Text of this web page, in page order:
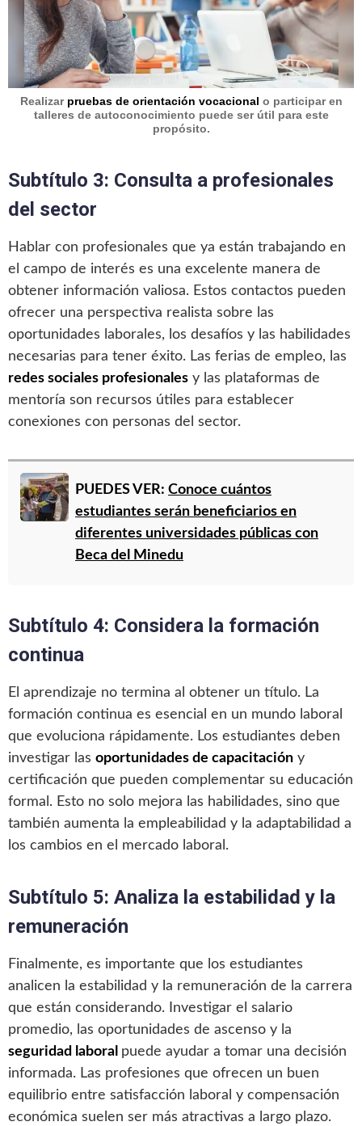
Realizar pruebas de orientación vocacional o participar en
talleres de autoconocimiento puede ser útil para este
propósito.
Subtítulo 3: Consulta a profesionales
del sector
Hablar con profesionales que ya están trabajando en
el campo de interés es una excelente manera de
obtener información valiosa. Estos contactos pueden
ofrecer una perspectiva realista sobre las
oportunidades laborales, los desafíos y las habilidades
necesarias para tener éxito. Las ferias de empleo, las
redes sociales profesionales y las plataformas de
mentoría son recursos útiles para establecer
conexiones con personas del sector.
PUEDES VER: Conoce cuántos
estudiantes serán beneficiarios en
diferentes universidades públicas con
Beca del Minedu
Subtítulo 4: Considera la formación
continua
El aprendizaje no termina al obtener un título. La
formación continua es esencial en un mundo laboral
que evoluciona rápidamente. Los estudiantes deben
investigar las oportunidades de capacitación y
certificación que pueden complementar su educación
formal. Esto no solo mejora las habilidades, sino que
también aumenta la empleabilidad y la adaptabilidad a
los cambios en el mercado laboral.
Subtítulo 5: Analiza la estabilidad y la
remuneración
Finalmente, es importante que los estudiantes
analicen la estabilidad y la remuneración de la carrera
que están considerando. Investigar el salario
promedio, las oportunidades de ascenso y la
seguridad laboral puede ayudar a tomar una decisión
informada. Las profesiones que ofrecen un buen
equilibrio entre satisfacción laboral y compensación
económica suelen ser más atractivas a largo plazo.